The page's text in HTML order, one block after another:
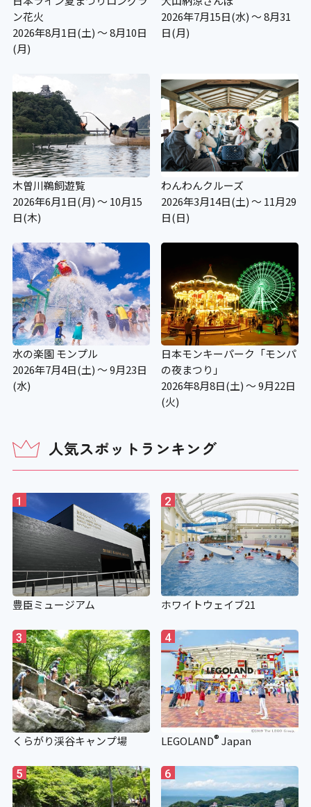
ン花火
2026年8月1日(土) ～ 8月10日
(月)
2026年7月15日(水) ～ 8月31
日(月)
木曽川鵜飼遊覧
2026年6月1日(月) ～ 10月15
日(木)
わんわんクルーズ
2026年3月14日(土) ～ 11月29
日(日)
水の楽園 モンプル
2026年7月4日(土) ～ 9月23日
(水)
日本モンキーパーク「モンパ
の夜まつり」
2026年8月8日(土) ～ 9月22日
(火)
人気スポットランキング
1
豊臣ミュージアム
2
ホワイトウェイブ21
3
くらがり渓谷キャンプ場
4
LEGOLAND®Japan
5 6